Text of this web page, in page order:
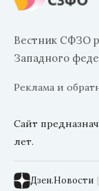
Вестник СФЗО
Западного
Реклама и
Сайт
лет.
Дзен.Новости |